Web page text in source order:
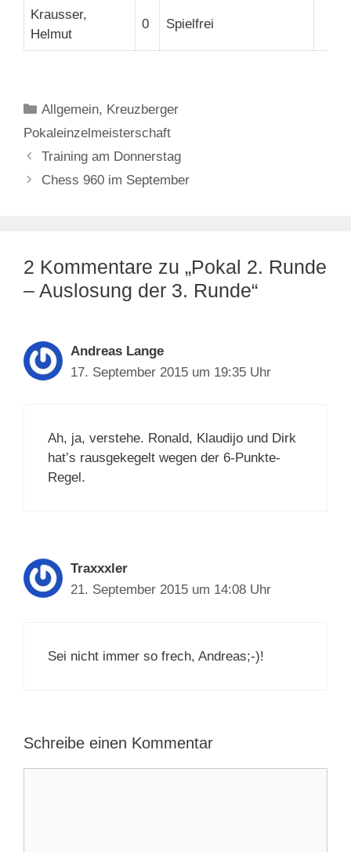
Krausser,
Helmut
0 Spielfrei
Kategorien
Allgemein, Kreuzberger
Pokaleinzelmeisterschaft
Training am Donnerstag
Chess 960 im September
2 Kommentare zu „Pokal 2. Runde
– Auslosung der 3. Runde“
Andreas Lange
17. September 2015 um 19:35 Uhr
Ah, ja, verstehe. Ronald, Klaudijo und Dirk
hat’s rausgekegelt wegen der 6-Punkte-
Regel.
Traxxxler
21. September 2015 um 14:08 Uhr
Sei nicht immer so frech, Andreas;-)!
Schreibe einen Kommentar